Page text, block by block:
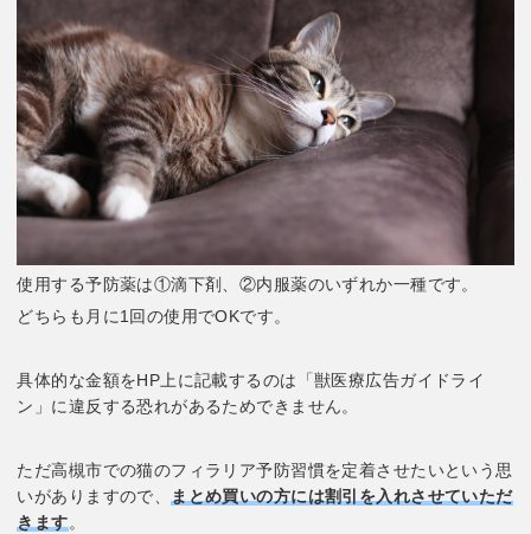
使用する予防薬は①滴下剤、②内服薬のいずれか一種です。
どちらも月に1回の使用でOKです。
具体的な金額をHP上に記載するのは「獣医療広告ガイドライ
ン」に違反する恐れがあるためできません。
ただ高槻市での猫のフィラリア予防習慣を定着させたいという思
いがありますので、まとめ買いの方には割引を入れさせていただ
きます。